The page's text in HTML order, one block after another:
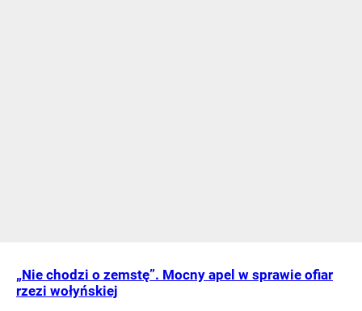
„Nie chodzi o zemstę”. Mocny apel w sprawie ofiar
rzezi wołyńskiej